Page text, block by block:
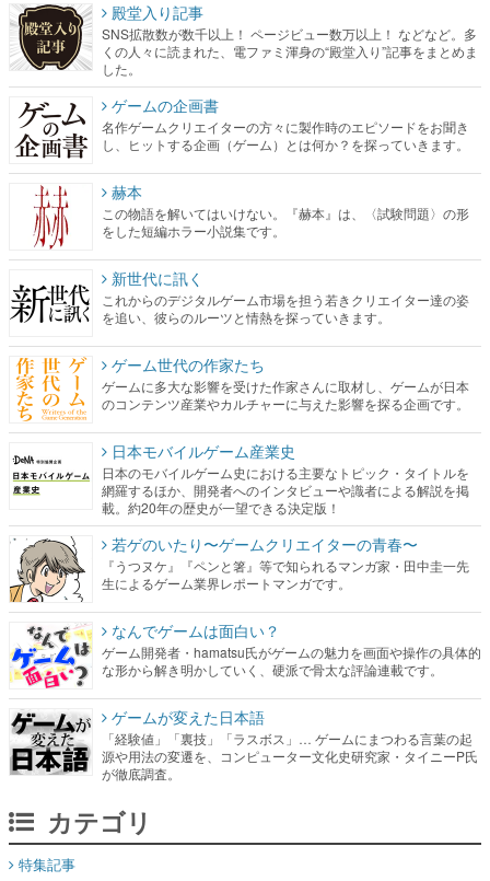
殿堂入り記事
SNS拡散数が数千以上！ ページビュー数万以上！ などなど。多
くの人々に読まれた、電ファミ渾身の“殿堂入り”記事をまとめま
した。
ゲームの企画書
名作ゲームクリエイターの方々に製作時のエピソードをお聞き
し、ヒットする企画（ゲーム）とは何か？を探っていきます。
赫本
この物語を解いてはいけない。『赫本』は、〈試験問題〉の形
をした短編ホラー小説集です。
新世代に訊く
これからのデジタルゲーム市場を担う若きクリエイター達の姿
を追い、彼らのルーツと情熱を探っていきます。
ゲーム世代の作家たち
ゲームに多大な影響を受けた作家さんに取材し、ゲームが日本
のコンテンツ産業やカルチャーに与えた影響を探る企画です。
日本モバイルゲーム産業史
日本のモバイルゲーム史における主要なトピック・タイトルを
網羅するほか、開発者へのインタビューや識者による解説を掲
載。約20年の歴史が一望できる決定版！
若ゲのいたり〜ゲームクリエイターの青春〜
『うつヌケ』『ペンと箸』等で知られるマンガ家・田中圭一先
生によるゲーム業界レポートマンガです。
なんでゲームは面白い？
ゲーム開発者・hamatsu氏がゲームの魅力を画面や操作の具体的
な形から解き明かしていく、硬派で骨太な評論連載です。
ゲームが変えた日本語
「経験値」「裏技」「ラスボス」… ゲームにまつわる言葉の起
源や用法の変遷を、コンピューター文化史研究家・タイニーP氏
が徹底調査。
カテゴリ
特集記事